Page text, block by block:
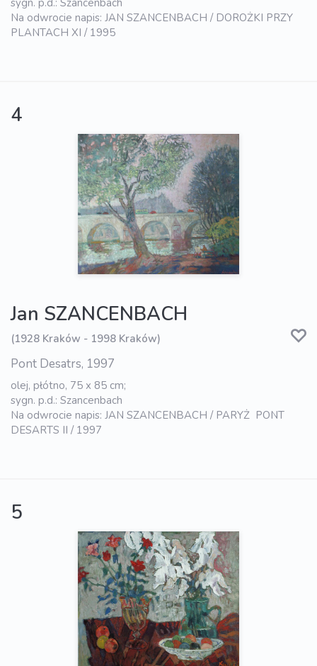
Na odwrocie napis: JAN SZANCENBACH / DOROŻKI PRZY
PLANTACH XI / 1995
4
Jan SZANCENBACH
(1928 Kraków - 1998 Kraków)
Pont Desatrs, 1997
olej, płótno, 75 x 85 cm;
sygn. p.d.: Szancenbach
Na odwrocie napis: JAN SZANCENBACH / PARYŻ  PONT
DESARTS II / 1997
5